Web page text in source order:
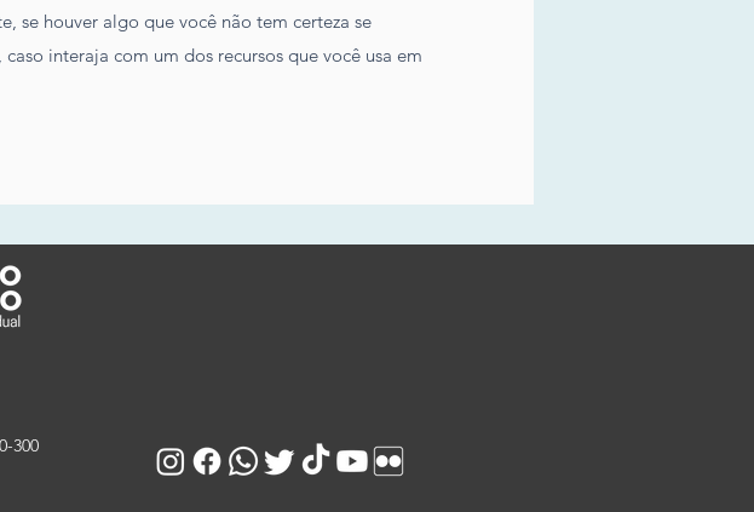
se houver algo que você não tem certeza se
interaja com um dos recursos que você usa em
300